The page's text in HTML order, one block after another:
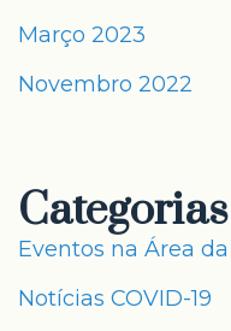
Março 2023
Novembro 2022
Categorias
Eventos na Área
Notícias COVID-19